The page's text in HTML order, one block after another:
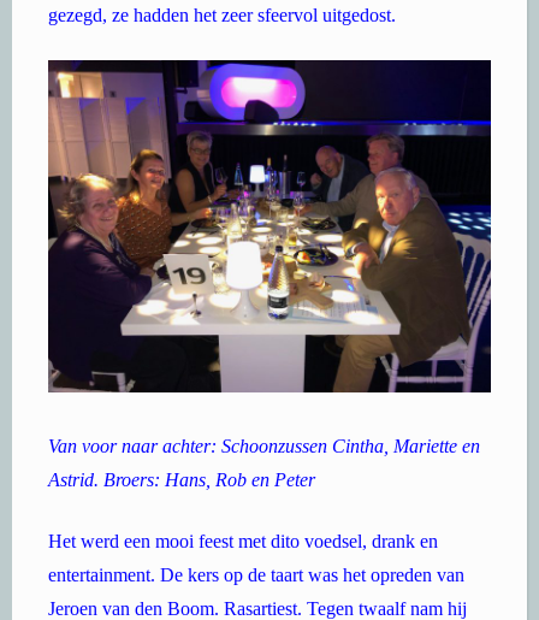
gezegd, ze hadden het zeer sfeervol uitgedost.
Van voor naar achter: Schoonzussen Cintha, Mariette en
Astrid. Broers: Hans, Rob en Peter
Het werd een mooi feest met dito voedsel, drank en
entertainment. De kers op de taart was het opreden van
Jeroen van den Boom. Rasartiest. Tegen twaalf nam hij